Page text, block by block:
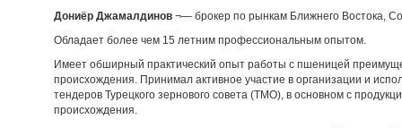
Дониёр Джамалдинов ¬— брокер по рынкам Ближнего Востока,
Обладает более чем 15 летним профессиональным опытом.
Имеет обширный практический опыт работы с пшеницей
происхождения. Принимал активное участие в организации и
тендеров Турецкого зернового совета (TMO), в основном с
происхождения.